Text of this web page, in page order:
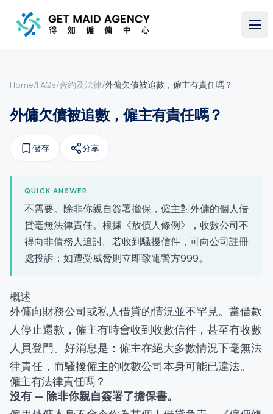
Home/FAQs/合約及法律/外傭欠債被追數，僱主有責任嗎？
外傭欠債被追數，僱主有責任嗎？
儲存 分享
QUICK ANSWER
不需要。除非你親自簽署擔保，僱主對外傭的個人借
貸毫無法律責任。根據《放債人條例》，收數公司不
得向非債務人追討。若收到騷擾信件，可向公司註冊
處投訴；如遭受威脅則立即致電警方999。
概述
外傭向財務公司或私人借貸的情況並不罕見。當借款
人停止還款，僱主有時會收到收數信件，甚至有收數
人員登門。好消息是：僱主在絕大多數情況下毫無法
律責任，而騷擾僱主的收數公司本身可能已違法。
僱主有法律責任嗎？
沒有 — 除非你親自簽署了擔保書。